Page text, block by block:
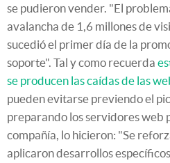
se pudieron vender. "El
avalancha de 1,6 millones de
sucedió el primer día de la
soporte". Tal y como recuerda
se producen las caídas de las
pueden evitarse previendo el
preparando los servidores web
compañía, lo hicieron: "Se
aplicaron desarrollos